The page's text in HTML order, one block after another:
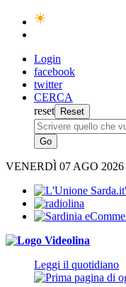
Login
facebook
twitter
CERCA
reset
VENERDÌ 07 AGO 2026
Leggi il quotidiano